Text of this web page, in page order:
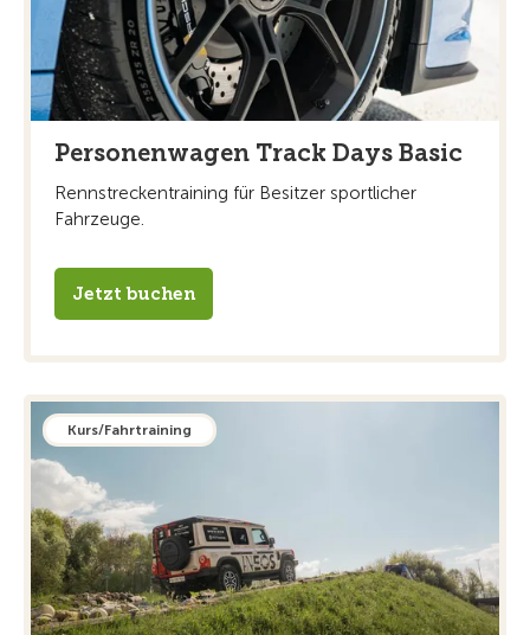
Personenwagen Track Days Basic
Rennstreckentraining für Besitzer sportlicher
Fahrzeuge.
Jetzt buchen
Kurs/Fahrtraining